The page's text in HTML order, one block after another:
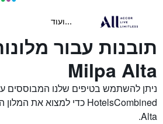
...ועוד
תובנות עבור
Milpa Alta
ניתן להשתמש בטיפים שלנו המבוססים
Alta.